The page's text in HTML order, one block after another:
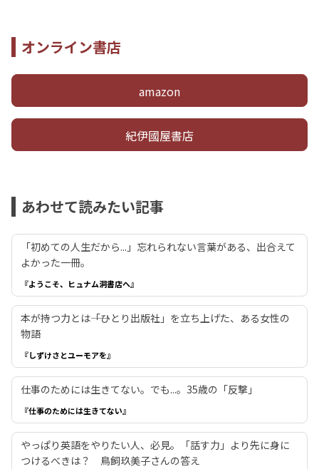
オンライン書店
amazon
紀伊國屋書店
あわせて読みたい記事
「初めての人生だから...」忘れられない言葉がある、出合えて
よかった一冊。
『ようこそ、ヒュナム洞書店へ』
本が持つ力とは――「ひとり出版社」を立ち上げた、ある女性の
物語
『しずけさとユーモアを』
仕事のためには生きてない。でも...。35歳の「反撃」
『仕事のためには生きてない』
やっぱり英語をやりたい人、必見。「話す力」より先に身に
つけるべきは？ 鳥飼玖美子さんの答え